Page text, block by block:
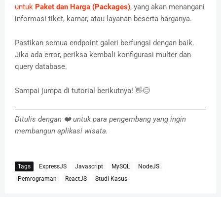
untuk Paket dan Harga (Packages), yang akan menangani
informasi tiket, kamar, atau layanan beserta harganya.
Pastikan semua endpoint galeri berfungsi dengan baik.
Jika ada error, periksa kembali konfigurasi multer dan
query database.
Sampai jumpa di tutorial berikutnya! 👋😊
Ditulis dengan ❤️ untuk para pengembang yang ingin
membangun aplikasi wisata.
Tags ExpressJS Javascript MySQL
NodeJS
Pemrograman
ReactJS Studi Kasus